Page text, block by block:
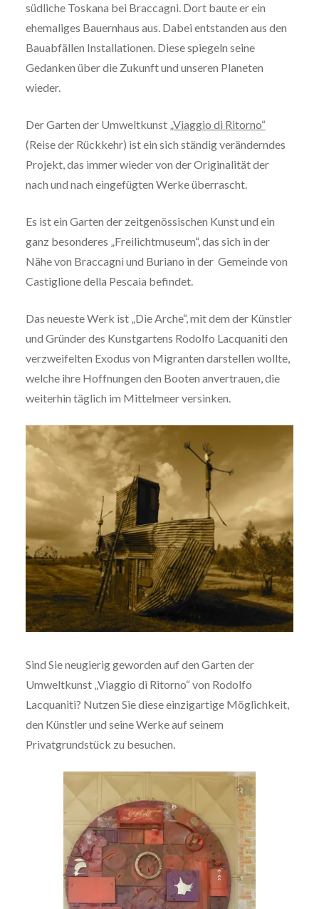
südliche Toskana bei Braccagni. Dort baute er ein
ehemaliges Bauernhaus aus. Dabei entstanden aus den
Bauabfällen Installationen. Diese spiegeln seine
Gedanken über die Zukunft und unseren Planeten
wieder.
Der Garten der Umweltkunst „Viaggio di Ritorno“
(Reise der Rückkehr) ist ein sich ständig veränderndes
Projekt, das immer wieder von der Originalität der
nach und nach eingefügten Werke überrascht.
Es ist ein Garten der zeitgenössischen Kunst und ein
ganz besonderes „Freilichtmuseum“, das sich in der
Nähe von Braccagni und Buriano in der Gemeinde von
Castiglione della Pescaia befindet.
Das neueste Werk ist „Die Arche“, mit dem der Künstler
und Gründer des Kunstgartens Rodolfo Lacquaniti den
verzweifelten Exodus von Migranten darstellen wollte,
welche ihre Hoffnungen den Booten anvertrauen, die
weiterhin täglich im Mittelmeer versinken.
Sind Sie neugierig geworden auf den Garten der
Umweltkunst „Viaggio di Ritorno“ von Rodolfo
Lacquaniti? Nutzen Sie diese einzigartige Möglichkeit,
den Künstler und seine Werke auf seinem
Privatgrundstück zu besuchen.